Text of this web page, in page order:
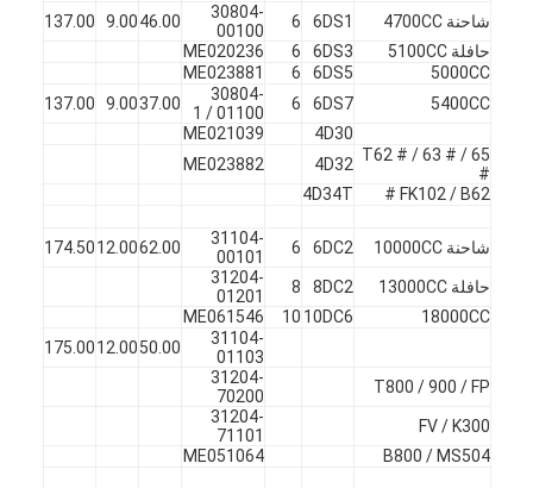
غماز صمام المحرك
شاحنة 4700CC 6DS1
6
30804-
00100
46.00
9.00
137.00
حافلة 5100CC
6DS3
6
ME020236
5000CC
6DS5
6
ME023881
5400CC
6DS7
6
30804-
01100 / 1
37.00
9.00
137.00
4D30
ME021039
T62 # / 63 # / 65
#
4D32
ME023882
FK102 / B62 #
4D34T
شاحنة 10000CC 6DC2
6
31104-
00101
62.00
12.00
174.50
حافلة 13000CC 8DC2
8
31204-
01201
18000CC
10DC6
10
ME061546
31104-
01103
50.00
12.00
175.00
T800 / 900 / FP
31204-
70200
FV / K300
31204-
71101
B800 / MS504
ME051064